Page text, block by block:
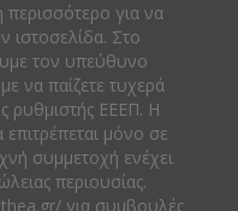
για να
ιστοσελίδα. Στο
τον υπεύθυνο
να παίζετε τυχερά
ρυθμιστής ΕΕΕΠ. Η
μόνο σε
συμμετοχή ενέχει
περιουσίας.
για συμβουλές